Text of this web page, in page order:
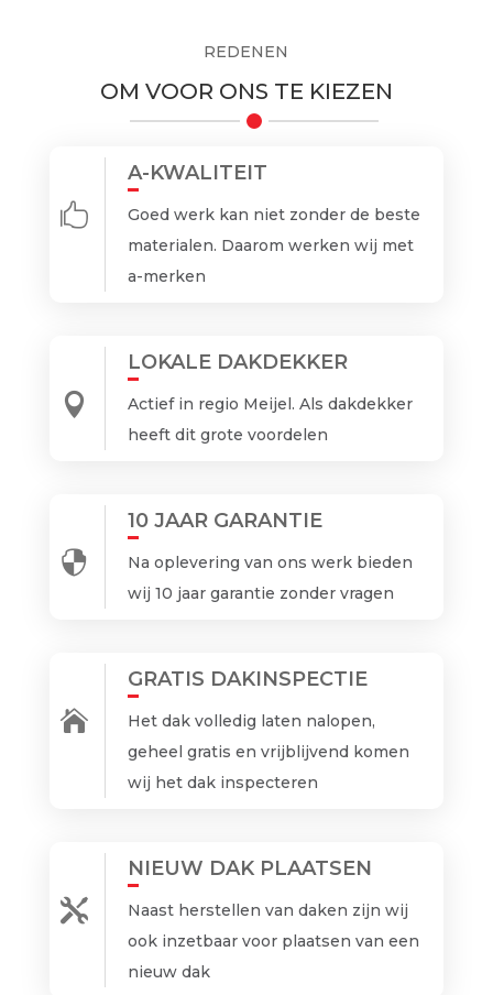
REDENEN
OM VOOR ONS TE KIEZEN

A-KWALITEIT
Goed werk kan niet zonder de beste
materialen. Daarom werken wij met
a-merken

LOKALE DAKDEKKER
Actief in regio Meijel. Als dakdekker
heeft dit grote voordelen

10 JAAR GARANTIE
Na oplevering van ons werk bieden
wij 10 jaar garantie zonder vragen

GRATIS DAKINSPECTIE
Het dak volledig laten nalopen,
geheel gratis en vrijblijvend komen
wij het dak inspecteren

NIEUW DAK PLAATSEN
Naast herstellen van daken zijn wij
ook inzetbaar voor plaatsen van een
nieuw dak